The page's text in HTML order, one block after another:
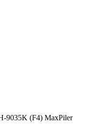
9035K (F4) MaxPiler